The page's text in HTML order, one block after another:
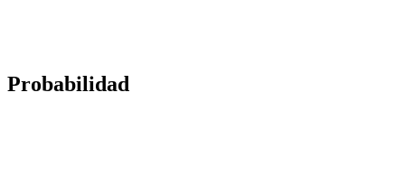
Probabilidad